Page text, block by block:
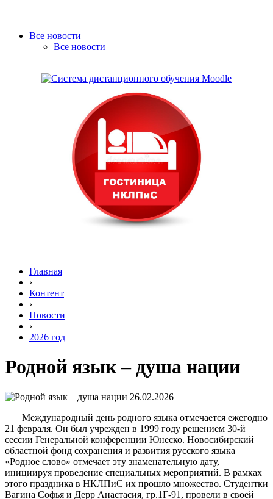
Все новости
Все новости
Главная
›
Контент
›
Новости
›
2026 год
Родной язык – душа нации
26.02.2026
Международный день родного языка отмечается ежегодно
21 февраля. Он был учрежден в 1999 году решением 30-й
сессии Генеральной конференции Юнеско. Новосибирский
областной фонд сохранения и развития русского языка
«Родное слово» отмечает эту знаменательную дату,
инициируя проведение специальных мероприятий. В рамках
этого праздника в НКЛПиС их прошло множество. Студентки
Вагина Софья и Дерр Анастасия, гр.1Г-91, провели в своей